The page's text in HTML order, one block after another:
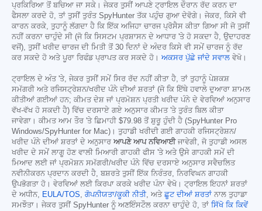
ਪ੍ਰਕਿਰਿਆ ਤੋਂ ਬਚਿਆ ਜਾ ਸਕੇ। ਜੇਕਰ ਤੁਸੀਂ ਆਪਣੇ ਟ੍ਰਾਇਲ ਦੌਰਾਨ ਰੱਦ ਕਰਨ ਦਾ
ਫੈਸਲਾ ਕਰਦੇ ਹੋ, ਤਾਂ ਤੁਸੀਂ ਤੁਰੰਤ SpyHunter ਤੱਕ ਪਹੁੰਚ ਗੁਆ ਦੇਵੋਗੇ। ਜੇਕਰ, ਕਿਸੇ ਵੀ
ਕਾਰਨ ਕਰਕੇ, ਤੁਹਾਨੂੰ ਲੱਗਦਾ ਹੈ ਕਿ ਇੱਕ ਅਜਿਹਾ ਚਾਰਜ ਪ੍ਰੋਸੈਸ ਕੀਤਾ ਗਿਆ ਸੀ ਜੋ ਤੁਸੀਂ
ਨਹੀਂ ਕਰਨਾ ਚਾਹੁੰਦੇ ਸੀ (ਜੋ ਕਿ ਸਿਸਟਮ ਪ੍ਰਸ਼ਾਸਨ ਦੇ ਆਧਾਰ 'ਤੇ ਹੋ ਸਕਦਾ ਹੈ, ਉਦਾਹਰਣ
ਵਜੋਂ), ਤੁਸੀਂ ਖਰੀਦ ਚਾਰਜ ਦੀ ਮਿਤੀ ਤੋਂ 30 ਦਿਨਾਂ ਦੇ ਅੰਦਰ ਕਿਸੇ ਵੀ ਸਮੇਂ ਚਾਰਜ ਨੂੰ ਰੱਦ
ਕਰ ਸਕਦੇ ਹੋ ਅਤੇ ਪੂਰਾ ਰਿਫੰਡ ਪ੍ਰਾਪਤ ਕਰ ਸਕਦੇ ਹੋ। ਅਕਸਰ ਪੁੱਛੇ ਜਾਂਦੇ ਸਵਾਲ ਵੇਖੋ।
ਟ੍ਰਾਇਲ ਦੇ ਅੰਤ 'ਤੇ, ਜੇਕਰ ਤੁਸੀਂ ਸਮੇਂ ਸਿਰ ਰੱਦ ਨਹੀਂ ਕੀਤਾ ਹੈ, ਤਾਂ ਤੁਹਾਨੂੰ ਪੇਸ਼ਕਸ਼
ਸਮੱਗਰੀ ਅਤੇ ਰਜਿਸਟ੍ਰੇਸ਼ਨ/ਖਰੀਦ ਪੰਨੇ ਦੀਆਂ ਸ਼ਰਤਾਂ (ਜੋ ਕਿ ਇੱਥੇ ਹਵਾਲੇ ਦੁਆਰਾ ਸ਼ਾਮਲ
ਕੀਤੀਆਂ ਗਈਆਂ ਹਨ; ਕੀਮਤ ਦੇਸ਼ ਜਾਂ ਪ੍ਰਮੋਸ਼ਨ ਪ੍ਰਤੀ ਖਰੀਦ ਪੰਨੇ ਦੇ ਵੇਰਵਿਆਂ ਅਨੁਸਾਰ
ਵੱਖ-ਵੱਖ ਹੋ ਸਕਦੀ ਹੈ) ਵਿੱਚ ਦਰਸਾਏ ਗਏ ਅਨੁਸਾਰ ਕੀਮਤ 'ਤੇ ਤੁਰੰਤ ਬਿਲ ਕੀਤਾ
ਜਾਵੇਗਾ। ਕੀਮਤ ਆਮ ਤੌਰ 'ਤੇ ਛਿਮਾਹੀ $79.98 ਤੋਂ ਸ਼ੁਰੂ ਹੁੰਦੀ ਹੈ (SpyHunter Pro
Windows/SpyHunter for Mac)। ਤੁਹਾਡੀ ਖਰੀਦੀ ਗਈ ਗਾਹਕੀ ਰਜਿਸਟ੍ਰੇਸ਼ਨ/
ਖਰੀਦ ਪੰਨੇ ਦੀਆਂ ਸ਼ਰਤਾਂ ਦੇ ਅਨੁਸਾਰ ਆਪਣੇ ਆਪ ਨਵਿਆਈਜਾਵੇਗੀ, ਜੋ ਤੁਹਾਡੀ ਅਸਲ
ਖਰੀਦ ਦੇ ਸਮੇਂ ਲਾਗੂ ਹੋਣ ਵਾਲੀ ਮਿਆਰੀ ਗਾਹਕੀ ਫੀਸ 'ਤੇ ਅਤੇ ਉਸੇ ਗਾਹਕੀ ਸਮੇਂ ਦੀ
ਮਿਆਦ ਲਈ ਜਾਂ ਪ੍ਰਮੋਸ਼ਨ ਸਮੱਗਰੀ/ਖਰੀਦ ਪੰਨੇ ਵਿੱਚ ਦਰਸਾਏ ਅਨੁਸਾਰ ਸਵੈਚਲਿਤ
ਨਵੀਨੀਕਰਨ ਪ੍ਰਦਾਨ ਕਰਦੀ ਹੈ, ਬਸ਼ਰਤੇ ਤੁਸੀਂ ਇੱਕ ਨਿਰੰਤਰ, ਨਿਰਵਿਘਨ ਗਾਹਕੀ
ਉਪਭੋਗਤਾ ਹੋ। ਵੇਰਵਿਆਂ ਲਈ ਕਿਰਪਾ ਕਰਕੇ ਖਰੀਦ ਪੰਨਾ ਵੇਖੋ। ਟ੍ਰਾਇਲ ਇਹਨਾਂ ਸ਼ਰਤਾਂ
ਦੇ ਅਧੀਨ, EULA/TOS, ਗੋਪਨੀਯਤਾ/ਕੂਕੀ ਨੀਤੀ, ਅਤੇ ਛੂਟ ਦੀਆਂ ਸ਼ਰਤਾਂ ਨਾਲ ਤੁਹਾਡਾ
ਸਮਝੌਤਾ। ਜੇਕਰ ਤੁਸੀਂ SpyHunter ਨੂੰ ਅਣਇੰਸਟੌਲ ਕਰਨਾ ਚਾਹੁੰਦੇ ਹੋ, ਤਾਂ ਸਿੱਖੋ ਕਿ ਕਿਵੇਂ